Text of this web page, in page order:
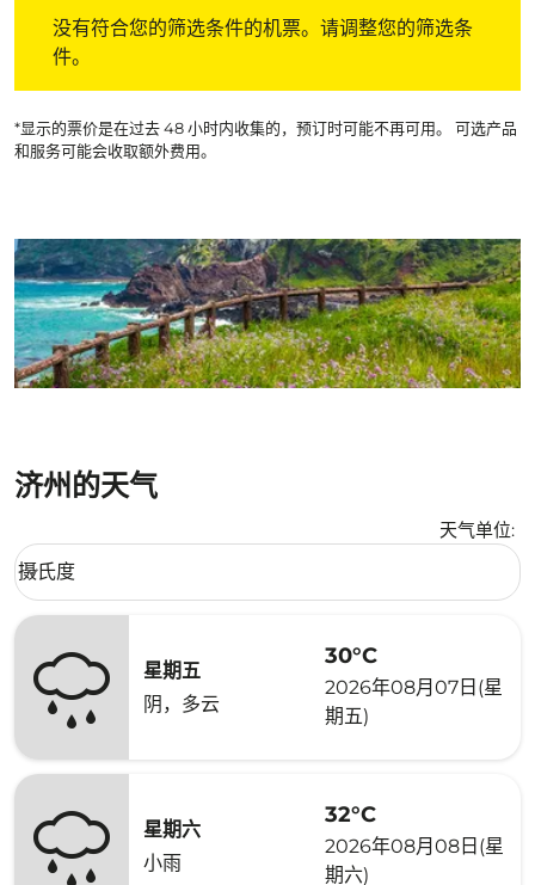
没有符合您的筛选条件的机票。请调整您的筛选条
件。
*显示的票价是在过去 48 小时内收集的，预订时可能不再可用。 可选产品
和服务可能会收取额外费用。
济州的天气
天气单位:
Weather unit option 摄氏度 Selected
摄氏度
keyboard_arrow_down
星期五
阴，多云
30°C
2026年08月07日(星
期五)
星期六
小雨
32°C
2026年08月08日(星
期六)